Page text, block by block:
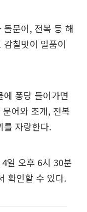
문어, 전복 등 해
칠맛이 일품이
퐁당 들어가면
어와 조개, 전복
를 자랑한다.
오후 6시 30분
확인할 수 있다.